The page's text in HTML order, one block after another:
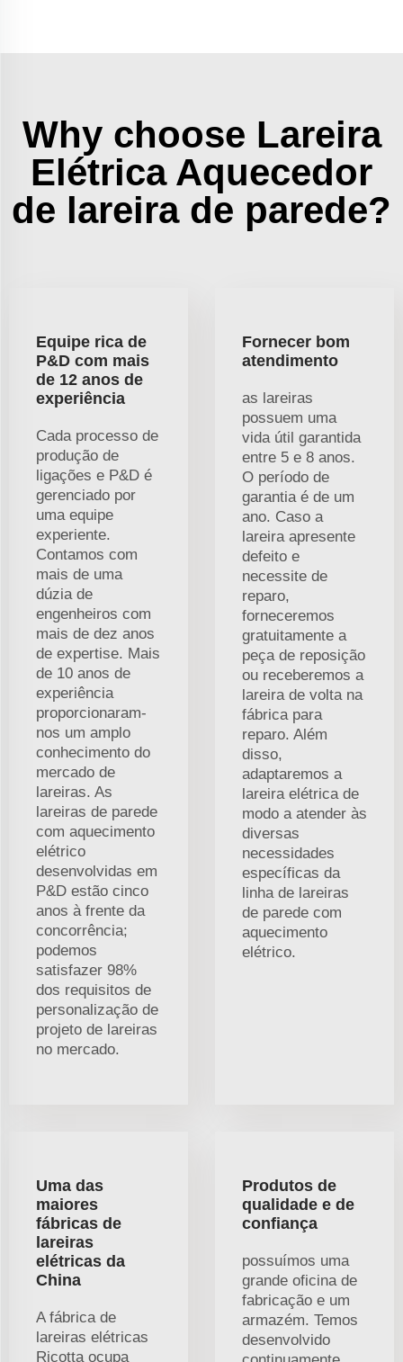
Why choose Lareira
Elétrica Aquecedor
de lareira de parede?
Equipe rica de
P&D com mais
de 12 anos de
experiência
Cada processo de
produção de
ligações e P&D é
gerenciado por
uma equipe
experiente.
Contamos com
mais de uma
dúzia de
engenheiros com
mais de dez anos
de expertise. Mais
de 10 anos de
experiência
proporcionaram-
nos um amplo
conhecimento do
mercado de
lareiras. As
lareiras de parede
com aquecimento
elétrico
desenvolvidas em
P&D estão cinco
anos à frente da
concorrência;
podemos
satisfazer 98%
dos requisitos de
personalização de
projeto de lareiras
no mercado.
Fornecer bom
atendimento
as lareiras
possuem uma
vida útil garantida
entre 5 e 8 anos.
O período de
garantia é de um
ano. Caso a
lareira apresente
defeito e
necessite de
reparo,
forneceremos
gratuitamente a
peça de reposição
ou receberemos a
lareira de volta na
fábrica para
reparo. Além
disso,
adaptaremos a
lareira elétrica de
modo a atender às
diversas
necessidades
específicas da
linha de lareiras
de parede com
aquecimento
elétrico.
Uma das
maiores
fábricas de
lareiras
elétricas da
China
A fábrica de
lareiras elétricas
Ricotta ocupa
Produtos de
qualidade e de
confiança
possuímos uma
grande oficina de
fabricação e um
armazém. Temos
desenvolvido